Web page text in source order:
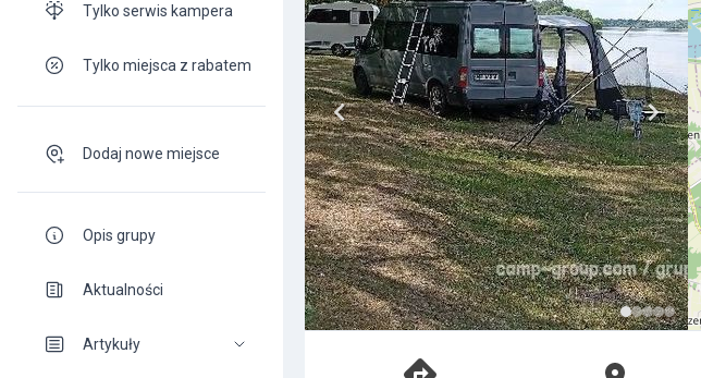
Tylko serwis kampera
Tylko miejsca z rabatem
Dodaj nowe miejsce
Opis grupy
Aktualności
Artykuły